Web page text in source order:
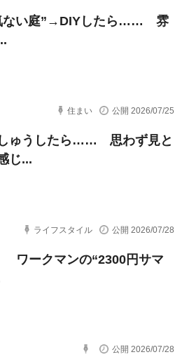
ない庭”→DIYしたら…… 雰
住まい 公開 2026/07/25
ゅうしたら…… 思わず見と
じ...
ライフスタイル 公開 2026/07/28
ワークマンの“2300円サマ
公開 2026/07/28